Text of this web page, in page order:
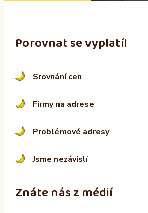
Porovnat se vyplatí!
Srovnání cen
Firmy na adrese
Problémové adresy
Jsme nezávislí
Znáte nás z médií